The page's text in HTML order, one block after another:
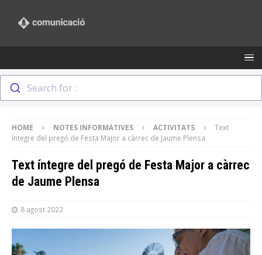
Search for :
HOME NOTES INFORMATIVES ACTIVITATS
Text
íntegre del pregó de Festa Major a càrrec de Jaume Plensa
Text íntegre del pregó de Festa Major a càrrec
de Jaume Plensa
8 agost 2022